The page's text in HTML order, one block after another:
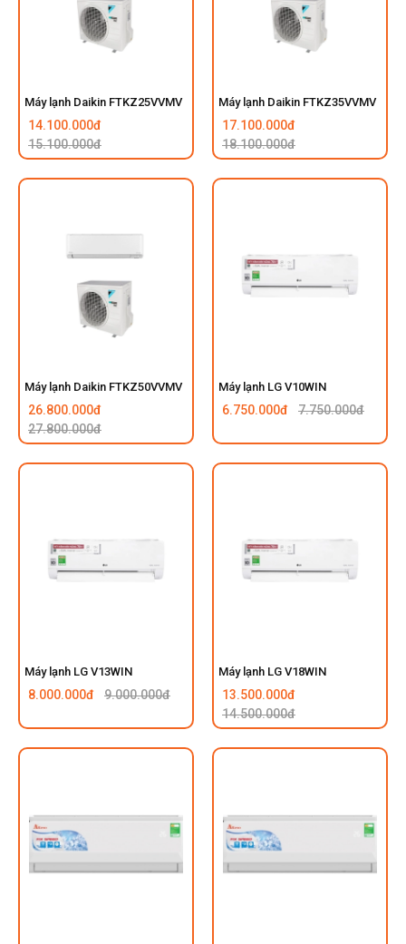
Máy lạnh Daikin FTKZ25VVMV
14.100.000đ
15.100.000đ
Máy lạnh Daikin FTKZ35VVMV
17.100.000đ
18.100.000đ
Máy lạnh Daikin FTKZ50VVMV
26.800.000đ
27.800.000đ
Máy lạnh LG V10WIN
6.750.000đ 7.750.000đ
Máy lạnh LG V13WIN
8.000.000đ 9.000.000đ
Máy lạnh LG V18WIN
13.500.000đ
14.500.000đ